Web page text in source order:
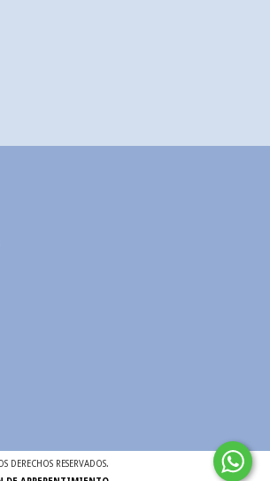
DERECHOS RESERVADOS.